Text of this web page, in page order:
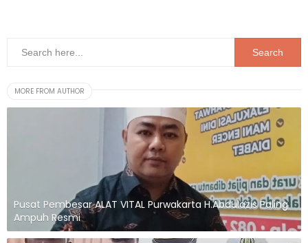
MORE FROM AUTHOR
Pusat Pembesar ALAT VITAL Purwakarta H.Abdulazis Paling
Ampuh Resmi